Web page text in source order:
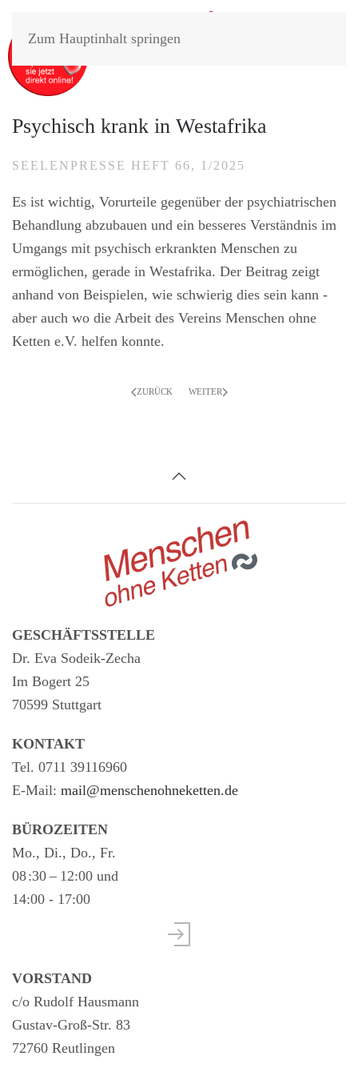
Zum Hauptinhalt springen
Psychisch krank in Westafrika
SEELENPRESSE HEFT 66, 1/2025
Es ist wichtig, Vorurteile gegenüber der psychiatrischen
Behandlung abzubauen und ein besseres Verständnis im
Umgangs mit psychisch erkrankten Menschen zu
ermöglichen, gerade in Westafrika. Der Beitrag zeigt
anhand von Beispielen, wie schwierig dies sein kann -
aber auch wo die Arbeit des Vereins Menschen ohne
Ketten e.V. helfen konnte.
ZURÜCK WEITER
GESCHÄFTSSTELLE
Dr. Eva Sodeik-Zecha
Im Bogert 25
70599 Stuttgart
KONTAKT
Tel. 0711 39116960
E-Mail: mail@menschenohneketten.de
BÜROZEITEN
Mo., Di., Do., Fr.
08 :30 – 12:00 und
14:00 - 17:00
VORSTAND
c/o Rudolf Hausmann
Gustav-Groß-Str. 83
72760 Reutlingen